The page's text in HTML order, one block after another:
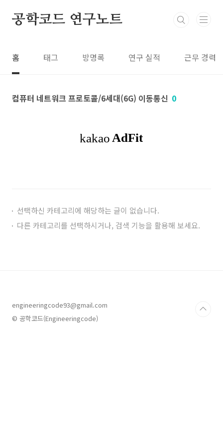
공학코드 연구노트
홈 태그 방명록 연구 실적 근무 경력
컴퓨터 네트워크 프로토콜/6세대(6G) 이동통신 0
선택하신 카테고리에 해당하는 글이 없습니다.
다른 카테고리를 선택하시거나, 검색 기능을 활용해 보세요.
engineeringcode93@gmail.com
© 공학코드(Engineeringcode)